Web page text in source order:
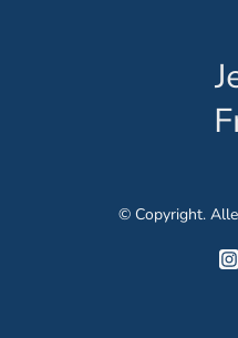
© Copyright.